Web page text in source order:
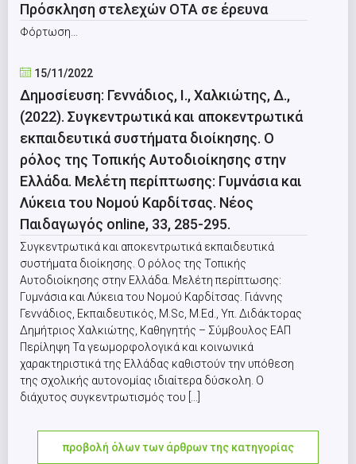
Πρόσκληση στελεχών ΟΤΑ σε έρευνα
Φόρτωση…
15/11/2022
Δημοσίευση: Γεννάδιος, Ι., Χαλκιώτης, Δ.,
(2022). Συγκεντρωτικά και αποκεντρωτικά
εκπαιδευτικά συστήματα διοίκησης. Ο
ρόλος της Τοπικής Αυτοδιοίκησης στην
Ελλάδα. Μελέτη περίπτωσης: Γυμνάσια και
Λύκεια του Νομού Καρδίτσας. Νέος
Παιδαγωγός online, 33, 285-295.
Συγκεντρωτικά και αποκεντρωτικά εκπαιδευτικά
συστήματα διοίκησης. Ο ρόλος της Τοπικής
Αυτοδιοίκησης στην Ελλάδα. Μελέτη περίπτωσης:
Γυμνάσια και Λύκεια του Νομού Καρδίτσας. Γιάννης
Γεννάδιος, Εκπαιδευτικός, M.Sc, M.Εd., Υπ. Διδάκτορας
Δημήτριος Χαλκιώτης, Καθηγητής – Σύμβουλος ΕΑΠ
Περίληψη Τα γεωμορφολογικά και κοινωνικά
χαρακτηριστικά της Ελλάδας καθιστούν την υπόθεση
της σχολικής αυτονομίας ιδιαίτερα δύσκολη. Ο
διάχυτος συγκεντρωτισμός του [...]
προβολή όλων των άρθρων της κατηγορίας